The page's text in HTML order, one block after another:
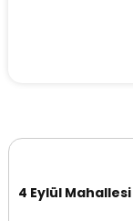
4 Eylül